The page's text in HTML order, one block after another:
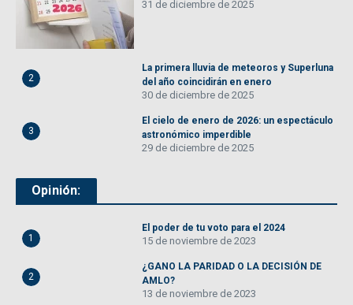
31 de diciembre de 2025
2
La primera lluvia de meteoros y Superluna
del año coincidirán en enero
30 de diciembre de 2025
3
El cielo de enero de 2026: un espectáculo
astronómico imperdible
29 de diciembre de 2025
Opinión:
1
El poder de tu voto para el 2024
15 de noviembre de 2023
2
¿GANO LA PARIDAD O LA DECISIÓN DE
AMLO?
13 de noviembre de 2023